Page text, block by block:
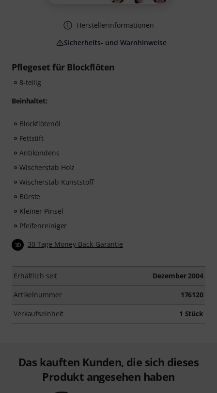
Pflegeset für Blockflöten
8-teilig
Beinhaltet:
Blockflötenöl
Fettstift
Antikondens
Wischerstab Holz
Wischerstab Kunststoff
Bürste
Kleiner Pinsel
Pfeifenreiniger
30 30 Tage Money-Back-Garantie
Erhältlich seit Dezember 2004
Artikelnummer 176120
Verkaufseinheit 1 Stück
Herstellerinformationen
Sicherheits- und Warnhinweise
Das kauften Kunden, die sich dieses
Produkt angesehen haben